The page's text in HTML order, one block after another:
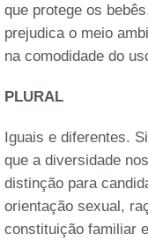
que protege os
prejudica o meio
na comodidade do
PLURAL
Iguais e diferentes.
que a diversidade
distinção para
orientação sexual,
constituição familiar